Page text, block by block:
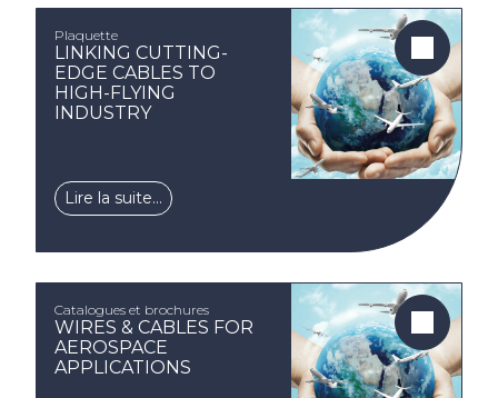
Plaquette
LINKING CUTTING-
EDGE CABLES TO
HIGH-FLYING
INDUSTRY
Lire la suite…
Catalogues et brochures
WIRES & CABLES FOR
AEROSPACE
APPLICATIONS